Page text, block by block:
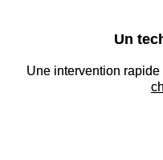
Un
Une intervention rapide